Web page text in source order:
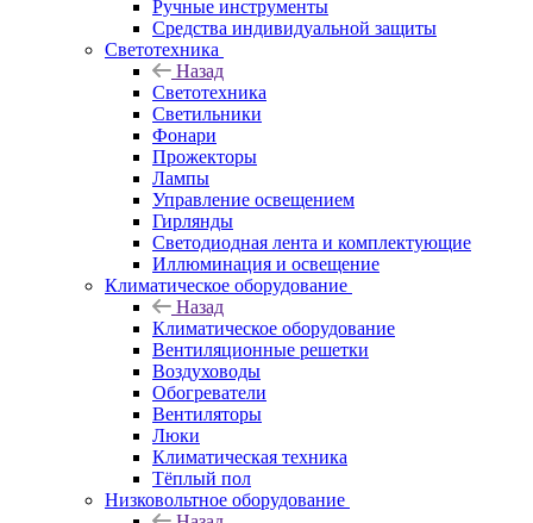
Ручные инструменты
Средства индивидуальной защиты
Светотехника
Назад
Светотехника
Светильники
Фонари
Прожекторы
Лампы
Управление освещением
Гирлянды
Светодиодная лента и комплектующие
Иллюминация и освещение
Климатическое оборудование
Назад
Климатическое оборудование
Вентиляционные решетки
Воздуховоды
Обогреватели
Вентиляторы
Люки
Климатическая техника
Тёплый пол
Низковольтное оборудование